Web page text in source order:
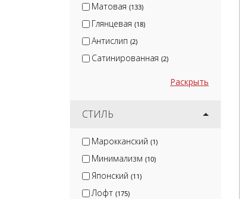
Матовая (133)
Глянцевая (18)
Антислип (2)
Сатинированная (2)
Раскрыть
СТИЛЬ
Марокканский (1)
Минимализм (10)
Японский (11)
Лофт (175)